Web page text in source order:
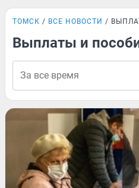
ТОМСК ВСЕ НОВОСТИ
Выплаты и